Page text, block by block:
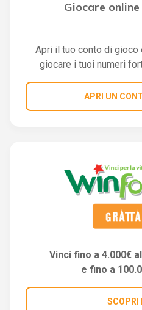
Giocare
Apri il tuo conto di
giocare i tuoi numeri
APRI UN
Vinci fino a 4.000€
e fino a
SCOPRI